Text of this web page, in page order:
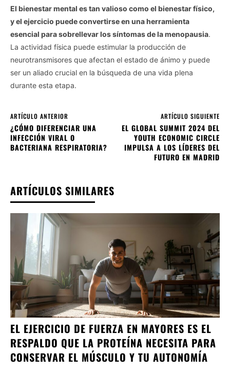
El bienestar mental es tan valioso como el bienestar físico,
y el ejercicio puede convertirse en una herramienta
esencial para sobrellevar los síntomas de la menopausia.
La actividad física puede estimular la producción de
neurotransmisores que afectan el estado de ánimo y puede
ser un aliado crucial en la búsqueda de una vida plena
durante esta etapa.
ARTÍCULO ANTERIOR
¿CÓMO DIFERENCIAR UNA
INFECCIÓN VIRAL O
BACTERIANA RESPIRATORIA?
ARTÍCULO SIGUIENTE
EL GLOBAL SUMMIT 2024 DEL
YOUTH ECONOMIC CIRCLE
IMPULSA A LOS LÍDERES DEL
FUTURO EN MADRID
ARTÍCULOS SIMILARES
EL EJERCICIO DE FUERZA EN MAYORES ES EL
RESPALDO QUE LA PROTEÍNA NECESITA PARA
CONSERVAR EL MÚSCULO Y TU AUTONOMÍA